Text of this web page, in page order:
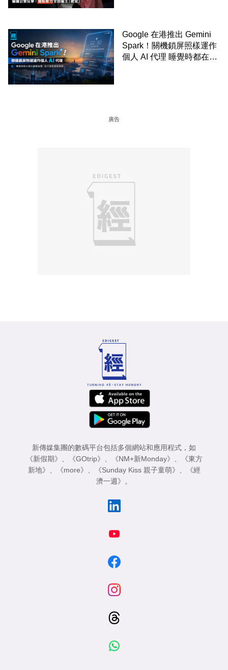
Google 在港推出 Gemini
Spark！關機鎖屏照樣運作
個人 AI 代理 睡覺時都在幫
廣告
新傳媒集團的數碼平台包括多個網站和應用程式，如
《新假期》
《GOtrip》 《NM+新Monday》
《東方
新地》
《more》 《Sunday Kiss 親子童萌》
《經
濟一週》
。